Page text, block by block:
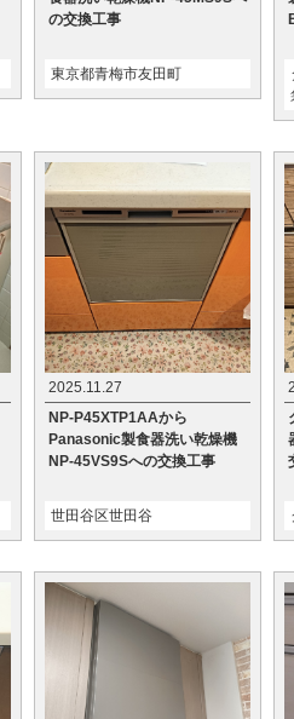
の交換工事
東京都青梅市友田町
2025.11.27
NP-P45XTP1AAから
Panasonic製食器洗い乾燥機
NP-45VS9Sへの交換工事
世田谷区世田谷